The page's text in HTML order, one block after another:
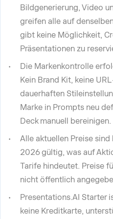
Bildgenerierung, Video
greifen alle auf
gibt keine Möglichkeit,
Präsentationen zu
Die Markenkontrolle
Kein Brand Kit, keine
dauerhaften
Marke in Prompts neu
Deck manuell bereinigen.
Alle aktuellen Preise
2026 gültig, was auf
Tarife hindeutet. Preise
nicht öffentlich
Presentations.AI Starter
keine Kreditkarte,